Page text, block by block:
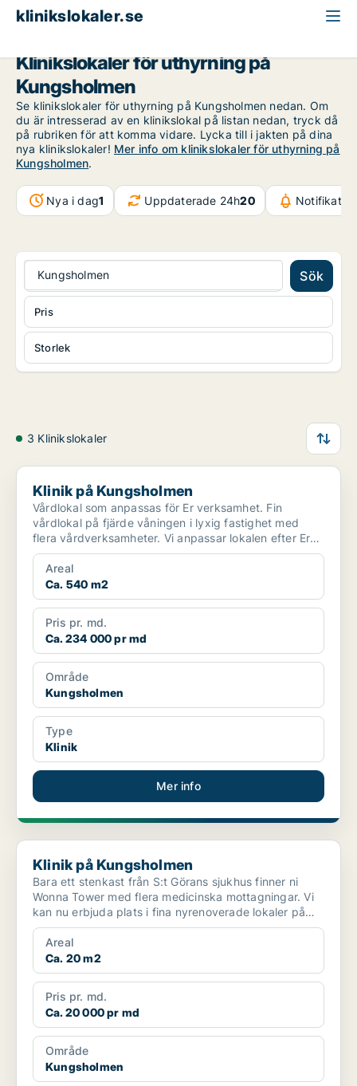
klinikslokaler.se
Klinikslokaler för uthyrning på
Kungsholmen
Se klinikslokaler för uthyrning på Kungsholmen nedan. Om
du är intresserad av en klinikslokal på listan nedan, tryck då
på rubriken för att komma vidare. Lycka till i jakten på dina
nya klinikslokaler! Mer info om klinikslokaler för uthyrning på
Kungsholmen.
Nya i dag1 Uppdaterade 24h20
Kungsholmen Sök
Storlek
Pris
3 Klinikslokaler
Klinik på Kungsholmen
Klinik på Kungsholmen
Vårdlokal som anpassas för Er verksamhet. Fin
vårdlokal på fjärde våningen i lyxig fastighet med
flera vårdverksamheter. Vi anpassar lokalen efter Era
beho...
Areal
Ca. 540 m2
Pris pr. md.
Ca. 234 000 pr md
Område
Kungsholmen
Type
Klinik
Mer info
Klinik på Kungsholmen
Klinik på Kungsholmen
Bara ett stenkast från S:t Görans sjukhus finner ni
Wonna Tower med flera medicinska mottagningar. Vi
kan nu erbjuda plats i fina nyrenoverade lokaler på
vån...
Areal
Ca. 20 m2
Pris pr. md.
Ca. 20 000 pr md
Område
Kungsholmen